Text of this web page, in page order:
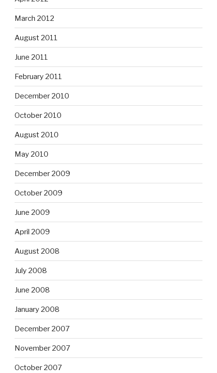
March 2012
August 2011
June 2011
February 2011
December 2010
October 2010
August 2010
May 2010
December 2009
October 2009
June 2009
April 2009
August 2008
July 2008
June 2008
January 2008
December 2007
November 2007
October 2007